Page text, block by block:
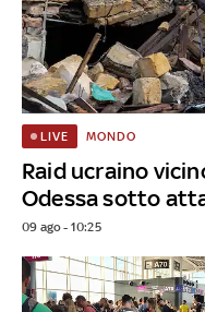
Raid ucraino
Odessa sotto
LIVE MONDO
09 ago - 10:25